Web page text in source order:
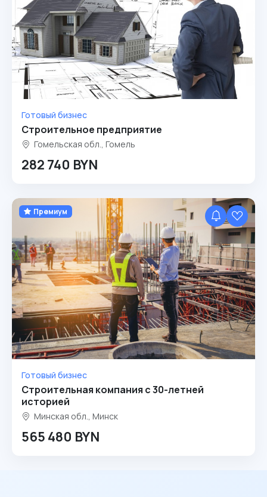
Готовый бизнес
Строительное предприятие
Гомельская обл., Гомель
282 740 BYN
Премиум
Готовый бизнес
Строительная компания с 30-летней
историей
Минская обл., Минск
565 480 BYN